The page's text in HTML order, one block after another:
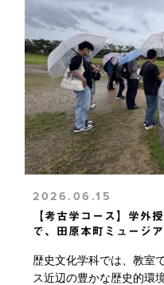
2026.06.15
【考古学コース】学外
で、田原本町ミュージ
歴史文化学科では、教室
ス近辺の豊かな歴史的環